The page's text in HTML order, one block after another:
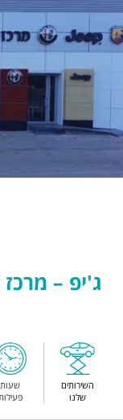
ג'יפ –
השירותים
שלנו
שעות